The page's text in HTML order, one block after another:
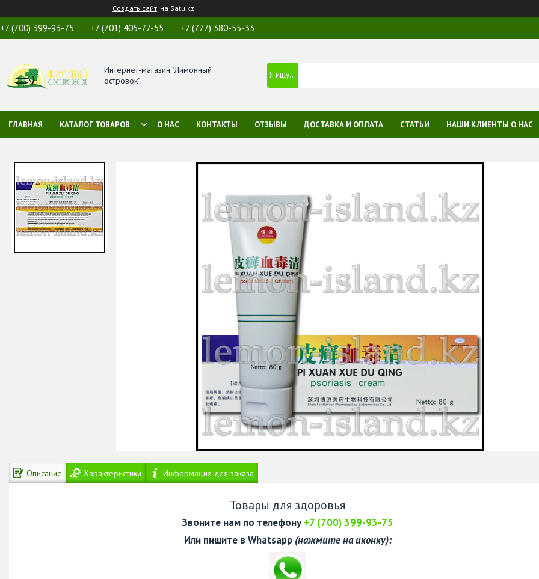
Создать сайт на Satu.kz
+7 (700) 399-93-75 +7 (701) 405-77-55 +7 (777) 380-55-33
Интернет-магазин "Лимонный
островок"
ГЛАВНАЯ КАТАЛОГ ТОВАРОВ О НАС КОНТАКТЫ ОТЗЫВЫ ДОСТАВКА И ОПЛАТА СТАТЬИ НАШИ КЛИЕНТЫ О НАС
Описание Характеристики Информация для заказа
Товары для здоровья
Звоните нам по телефону +7 (700) 399-93-75
Или пишите в Whatsapp (нажмите на иконку):